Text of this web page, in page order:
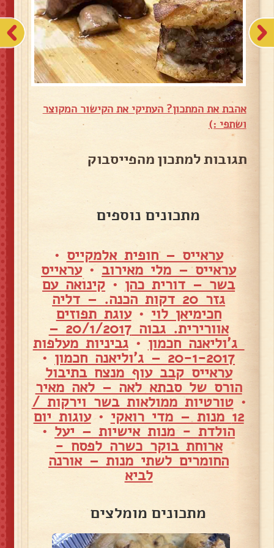
אהבת את המתכון? העתיקי את הקישור המקוצר
ושתפי :)
תגובות למתכון מהפייסבוק
מתכונים נוספים
עראייס – חופית אלמקייס •
עראייס – מלי מאירוב •עראייס
בשר – דורית כהן • קינואה עם
גזר 20 דקות הכנה. – דליה
חכימיאן לוי •עוגת תפוזים
אוורירית. גבוה 20/1/2017 –
ג'וליאנה חכמון •גביניות מעלפות
20-1-2017 – ג'וליאנה חכמון •
עראייס קבב עוף מנצח בתיבול
הורס של סבתא לאה – לאה מאיר
•טורטיות ממולאות בשר וירקות /
12 מנות – מדי רואקי •עוגות יום
הולדת - מנות אישיות – יעל •
ארוחת בוקר כשרה לפסח -
החומרים לשתי מנות – אורנה
לביא
מתכונים מומלצים